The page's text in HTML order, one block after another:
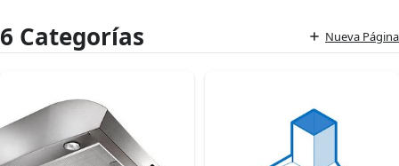
6 Categorías Nueva Página